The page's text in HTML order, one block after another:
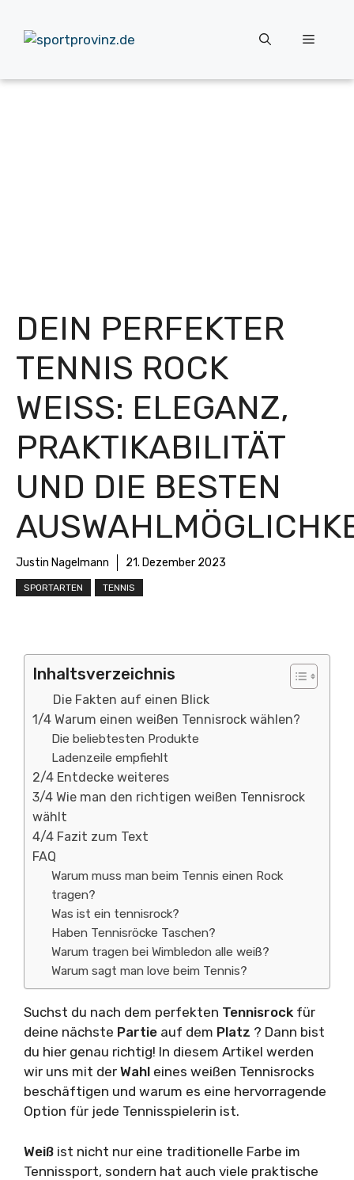
Inhalt
springen
Menü
DEIN PERFEKTER
TENNIS ROCK
WEISS: ELEGANZ, P
RAKTIKABILITÄT U
ND DIE BESTEN A
Justin Nagelmann 21. Dezember 2023
SPORTARTEN TENNIS
Inhaltsverzeichnis
Die Fakten auf einen Blick
1/4 Warum einen weißen Tennisrock wählen?
Die beliebtesten Produkte
Ladenzeile empfiehlt
2/4 Entdecke weiteres
3/4 Wie man den richtigen weißen Tennisrock
wählt
4/4 Fazit zum Text
FAQ
Warum muss man beim Tennis einen Rock
tragen?
Was ist ein tennisrock?
Haben Tennisröcke Taschen?
Warum tragen bei Wimbledon alle weiß?
Warum sagt man love beim Tennis?
Suchst du nach dem perfekten Tennisrock für
deine nächste Partie auf dem Platz ? Dann bist
du hier genau richtig! In diesem Artikel werden
wir uns mit der Wahl eines weißen Tennisrocks
beschäftigen und warum es eine hervorragende
Option für jede Tennisspielerin ist.
Weiß ist nicht nur eine traditionelle Farbe im
Tennissport, sondern hat auch viele praktische